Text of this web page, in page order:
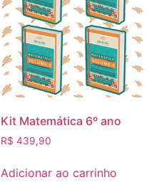
Kit Matemática 6º ano
R$ 439,90
Adicionar ao carrinho